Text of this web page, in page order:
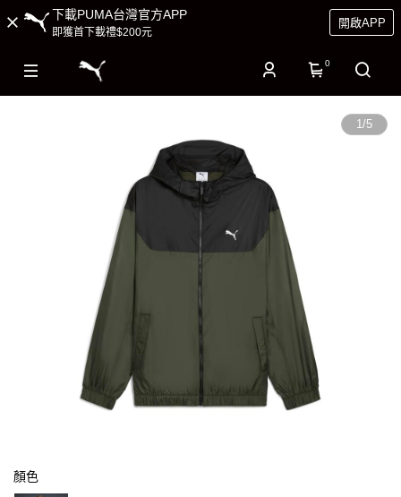
下載PUMA台灣官方APP
即獲首下載禮$200元
開啟APP
0
1/5
顏色